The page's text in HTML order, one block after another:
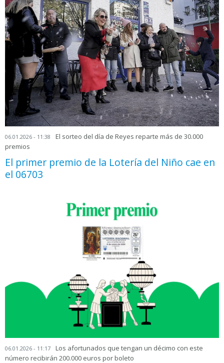
06.01.2026 - 11:38
El sorteo del día de Reyes reparte más de 30.000
premios
El primer premio de la Lotería del Niño cae en
el 06703
06.01.2026 - 11:17
Los afortunados que tengan un décimo con este
número recibirán 200.000 euros por boleto